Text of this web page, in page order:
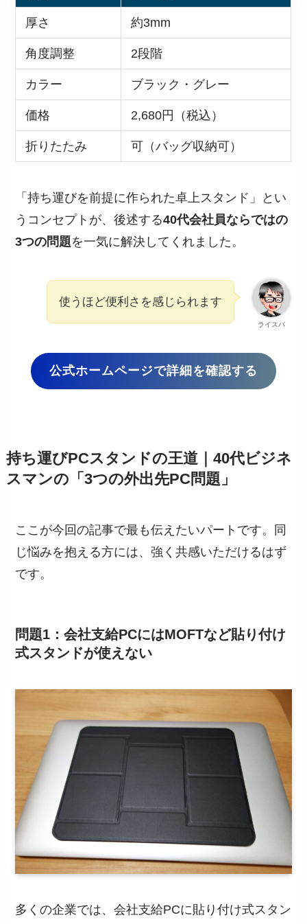
厚さ 約3mm
角度調整 2段階
カラー ブラック・グレー
価格 2,680円（税込）
折りたたみ 可（バッグ収納可）
「持ち運びを前提に作られた卓上スタンド」とい
うコンセプトが、後述する40代会社員ならではの
3つの問題を一気に解決してくれました。
ライスパ
使うほど便利さを感じられます
公式ホームページで詳細を確認する
持ち運びPCスタンドの王道｜40代ビジネ
スマンの「3つの外出先PC問題」
ここが今回の記事で最も伝えたいパートです。同
じ悩みを抱える方には、強く共感いただけるはず
です。
問題1：会社支給PCにはMOFTなど貼り付け
式スタンドが使えない
多くの企業では、会社支給PCに貼り付け式スタン